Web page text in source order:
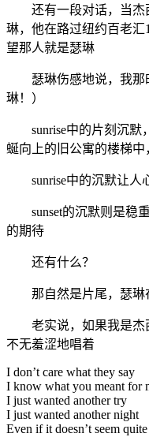
还有一段对话，当杰
琳，他在路过纽约百老
望那人就是瑟琳
瑟琳伤感地说，我那
琳！）
sunrise中的片刻沉默
蜒向上的旧公寓的楼梯
sunrise中的沉默让人
sunset的沉默则是稳重
的期待
还有什么？
那自然是片尾，瑟琳
老实说，如果我是杰
不无羞涩地唱着
I don’t care what they say
I know what you meant for
I just wanted another try
I just wanted another night
Even if it doesn’t seem